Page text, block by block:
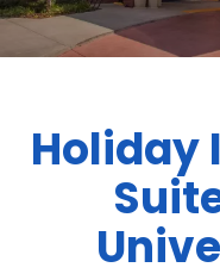
Holiday